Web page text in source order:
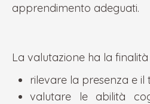
apprendimento adeguati.
La valutazione ha la finalità
rilevare la presenza e il
valutare le abilità